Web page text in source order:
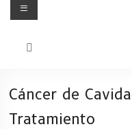
Cáncer de
Tratamiento